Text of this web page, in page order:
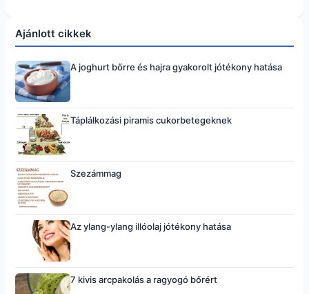
Ajánlott cikkek
A joghurt bőrre és hajra gyakorolt jótékony hatása
Táplálkozási piramis cukorbetegeknek
Szezámmag
Az ylang-ylang illóolaj jótékony hatása
7 kivis arcpakolás a ragyogó bőrért